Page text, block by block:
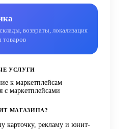
возвраты, локализация
товаров
УСЛУГИ
к маркетплейсам
с маркетплейсами
МАГАЗИНА?
карточку, рекламу и юнит-